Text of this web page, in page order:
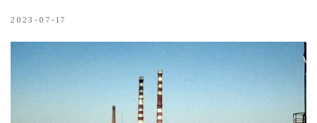
2023-07-17